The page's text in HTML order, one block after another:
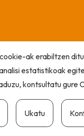
ak erabiltzen
estatistikoak
kontsultatu gure
Ukatu